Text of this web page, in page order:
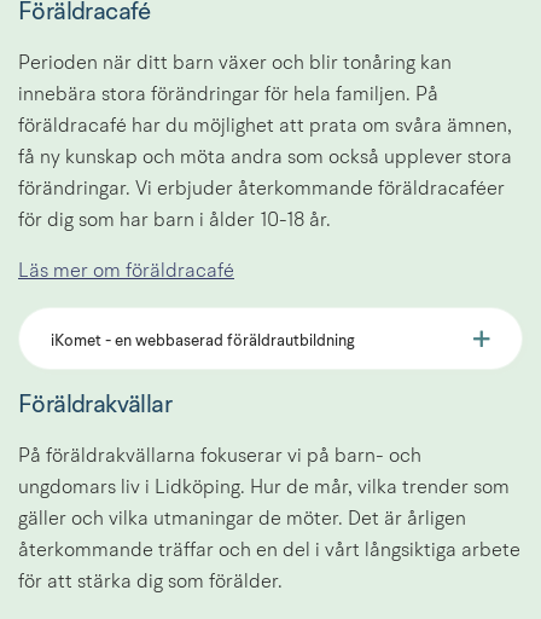
Föräldracafé
Perioden när ditt barn växer och blir tonåring kan
innebära stora förändringar för hela familjen. På
föräldracafé har du möjlighet att prata om svåra ämnen,
få ny kunskap och möta andra som också upplever stora
förändringar. Vi erbjuder återkommande föräldracaféer
för dig som har barn i ålder 10-18 år.
Läs mer om föräldracafé
iKomet - en webbaserad föräldrautbildning
Föräldrakvällar
På föräldrakvällarna fokuserar vi på barn- och
ungdomars liv i Lidköping. Hur de mår, vilka trender som
gäller och vilka utmaningar de möter. Det är årligen
återkommande träffar och en del i vårt långsiktiga arbete
för att stärka dig som förälder.